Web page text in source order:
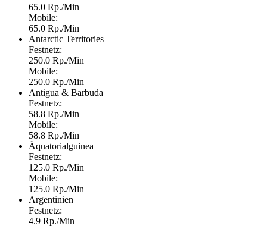
65.0 Rp./Min
Mobile:
65.0 Rp./Min
Antarctic Territories
Festnetz:
250.0 Rp./Min
Mobile:
250.0 Rp./Min
Antigua & Barbuda
Festnetz:
58.8 Rp./Min
Mobile:
58.8 Rp./Min
Äquatorialguinea
Festnetz:
125.0 Rp./Min
Mobile:
125.0 Rp./Min
Argentinien
Festnetz:
4.9 Rp./Min